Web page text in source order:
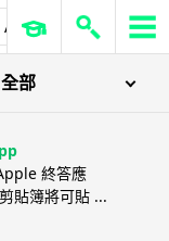
AirPods Pro 3
全部
終答應
貼簿將可貼 ...